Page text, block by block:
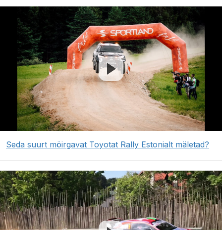
Seda suurt möirgavat Toyotat Rally Estonialt mäletad?